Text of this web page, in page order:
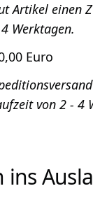
Artikel einen
Werktagen.
Euro
von 2 - 4
ins